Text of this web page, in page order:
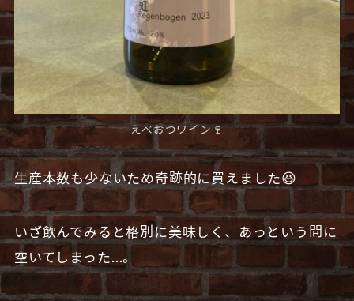
えべおつワイン🍷
生産本数も少ないため奇跡的に買えました😆
いざ飲んでみると格別に美味しく、あっという間に
空いてしまった…。